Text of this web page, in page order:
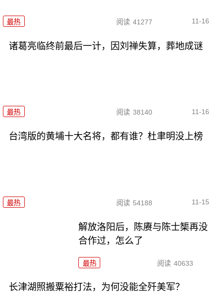
最热 阅读 41277 11-16
诸葛亮临终前最后一计，因刘禅失算，葬地成谜
最热 阅读 38140 11-16
台湾版的黄埔十大名将，都有谁？杜聿明没上榜
最热 阅读 54188 11-15
解放洛阳后，陈赓与陈士榘再没
合作过，怎么了
最热 阅读 40633
长津湖照搬粟裕打法，为何没能全歼美军？